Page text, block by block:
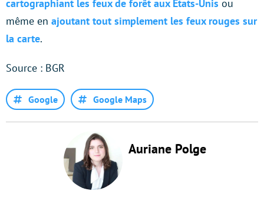
cartographiant les feux de forêt aux États-Unis ou
même en ajoutant tout simplement les feux rouges sur
la carte.
Source : BGR
Google Google Maps
Auriane Polge